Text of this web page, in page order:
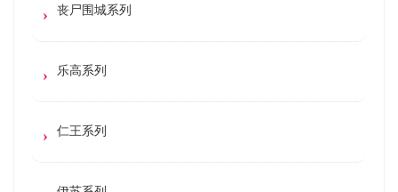
丧尸围城系列
乐高系列
仁王系列